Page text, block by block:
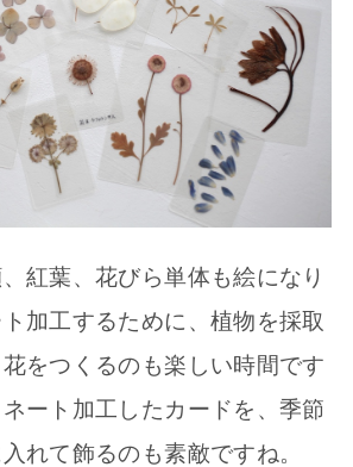
紅葉、花びら単体も絵になり
加工するために、植物を採取
をつくるのも楽しい時間です
ート加工したカードを、季節
れて飾るのも素敵ですね。